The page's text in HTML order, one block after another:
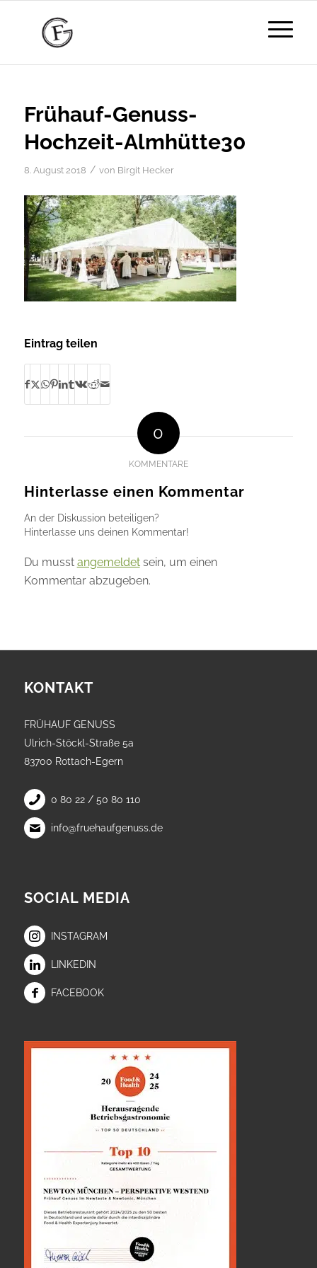
Frühauf-Genuss-
Hochzeit-Almhütte30
8. August 2018 / von Birgit Hecker
Eintrag teilen
0
KOMMENTARE
Hinterlasse einen Kommentar
An der Diskussion beteiligen?
Hinterlasse uns deinen Kommentar!
Du musst angemeldetsein, um einen
Kommentar abzugeben.
KONTAKT
FRÜHAUF GENUSS
Ulrich-Stöckl-Straße 5a
83700 Rottach-Egern
0 80 22 / 50 80 110
info@fruehaufgenuss.de
SOCIAL MEDIA
INSTAGRAM
LINKEDIN
FACEBOOK